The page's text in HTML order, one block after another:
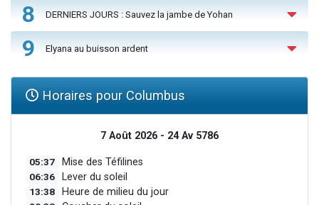
8 DERNIERS JOURS : Sauvez la jambe de Yohan
9 Elyana au buisson ardent
Horaires pour Columbus
7 Août 2026 - 24 Av 5786
05:37 Mise des Téfilines
06:36 Lever du soleil
13:38 Heure de milieu du jour